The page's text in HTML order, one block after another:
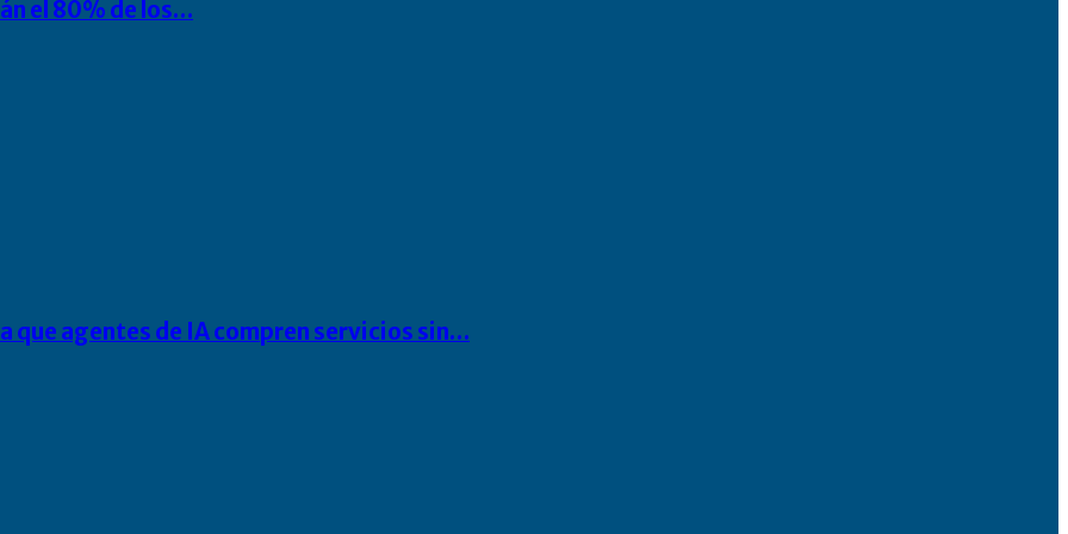
el 80% de los…
agentes de IA compren servicios sin…